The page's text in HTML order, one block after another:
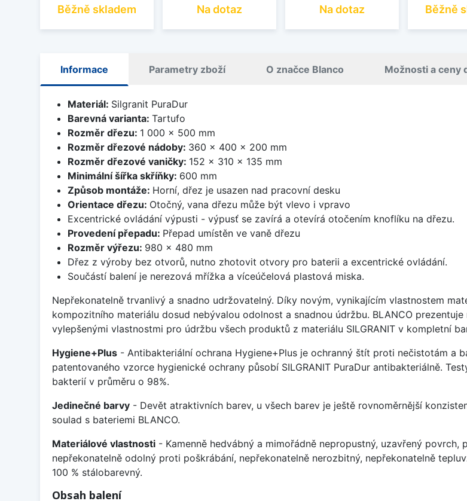
Běžně skladem Na dotaz Na dotaz Běžně
Informace Parametry zboží O značce Blanco Možnosti a ceny
Materiál: Silgranit PuraDur
Barevná varianta: Tartufo
Rozměr dřezu: 1 000 x 500 mm
Rozměr dřezové nádoby: 360 x 400 x 200 mm
Rozměr dřezové vaničky: 152 x 310 x 135 mm
Minimální šířka skříňky: 600 mm
Způsob montáže: Horní, dřez je usazen nad pracovní desku
Orientace dřezu: Otočný, vana dřezu může být vlevo i vpravo
Excentrické ovládání výpusti - výpusť se zavírá a otevírá otočením knoflíku na dřezu.
Provedení přepadu: Přepad umístěn ve vaně dřezu
Rozměr výřezu: 980 x 480 mm
Dřez z výroby bez otvorů, nutno zhotovit otvory pro baterii a excentrické ovládání.
Součástí balení je nerezová mřížka a víceúčelová plastová miska.
Nepřekonatelně trvanlivý a snadno udržovatelný. Díky novým, vynikajícím vlastnostem
kompozitního materiálu dosud nebývalou odolnost a snadnou údržbu. BLANCO
vylepšenými vlastnostmi pro údržbu všech produktů z materiálu SILGRANIT v kompletní
Hygiene+Plus - Antibakteriální ochrana Hygiene+Plus je ochranný štít proti nečistotám a
patentovaného vzorce hygienické ochrany působí SILGRANIT PuraDur antibakteriálně.
bakterií v průměru o 98%.
Jedinečné barvy - Devět atraktivních barev, u všech barev je ještě rovnoměrnější
soulad s bateriemi BLANCO.
Materiálové vlastnosti - Kamenně hedvábný a mimořádně nepropustný, uzavřený
nepřekonatelně odolný proti poškrábání, nepřekonatelně nerozbitný, nepřekonatelně
100 % stálobarevný.
Obsah balení